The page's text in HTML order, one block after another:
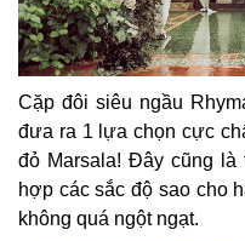
Cặp đôi siêu ngầu
đưa ra 1 lựa chọn cực
đỏ Marsala! Đây cũng
hợp các sắc độ sao cho
không quá ngột ngạt.